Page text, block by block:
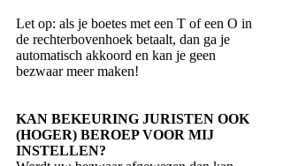
Let op: als je boetes met een T of een O in
de rechterbovenhoek betaalt, dan ga je
automatisch akkoord en kan je geen
bezwaar meer maken!
KAN BEKEURING JURISTEN OOK
(HOGER) BEROEP VOOR MIJ
INSTELLEN?